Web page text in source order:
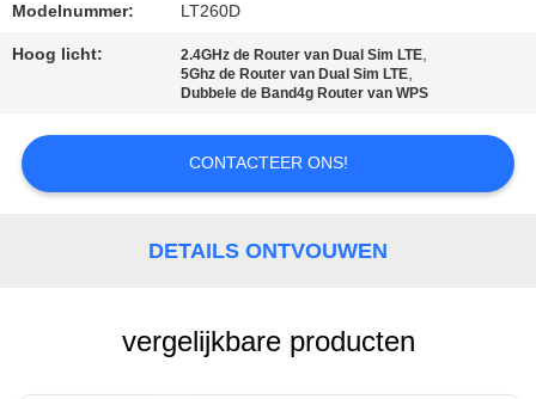
PRIVACY
Modelnummer: LT260D
Hoog licht: 2.4GHz de Router van Dual Sim LTE,
5Ghz de Router van Dual Sim LTE,
Dubbele de Band4g Router van WPS
CONTACTEER ONS!
DETAILS ONTVOUWEN
vergelijkbare producten